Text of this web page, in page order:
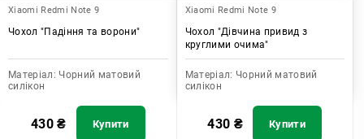
Xiaomi Redmi Note 9
Чохол "Падіння та ворони"
Матеріал: Чорний матовий
силікон
430₴ Купити
Xiaomi Redmi Note 9
Чохол "Дівчина привид з
круглими очима"
Матеріал: Чорний матовий
силікон
430 ₴ Купити